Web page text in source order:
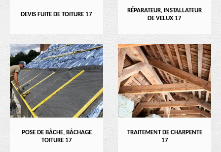
DEVIS FUITE DE TOITURE 17
RÉPARATEUR, INSTALLATEUR
DE VELUX 17
POSE DE BÂCHE, BÂCHAGE
TOITURE 17
TRAITEMENT DE CHARPENTE
17